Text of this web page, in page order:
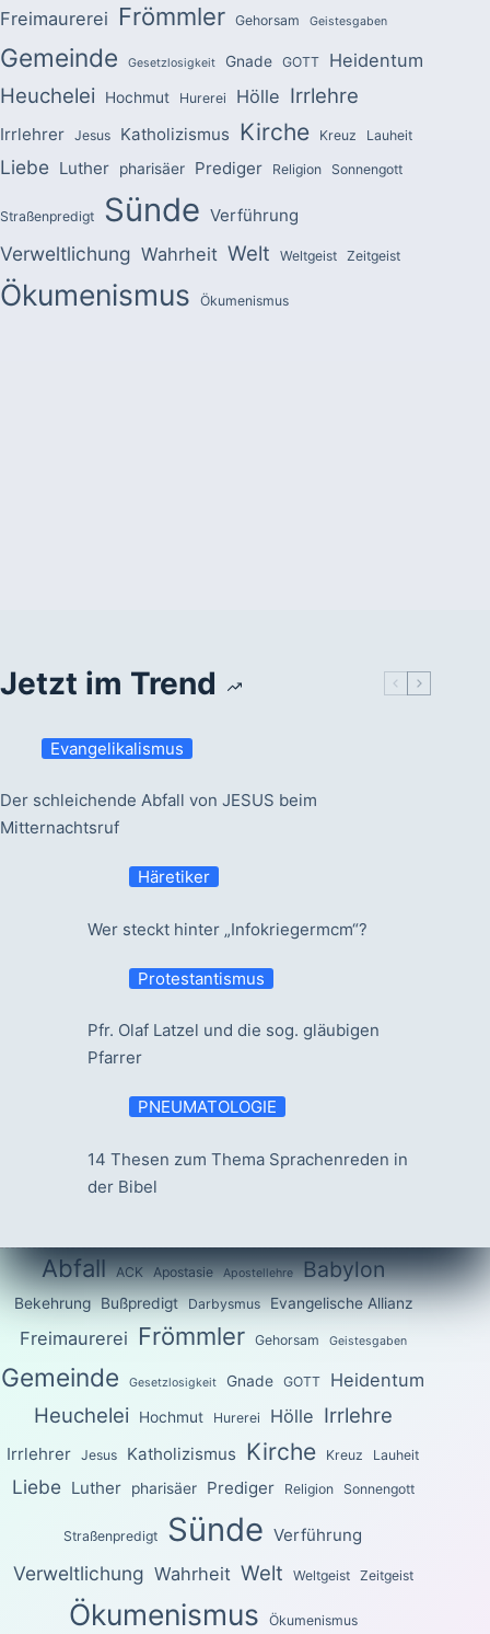
Freimaurerei Frömmler Gehorsam Geistesgaben
Gemeinde Gesetzlosigkeit Gnade GOTT Heidentum
Heuchelei Hochmut Hurerei Hölle Irrlehre
Irrlehrer Jesus Katholizismus Kirche Kreuz Lauheit
Liebe Luther pharisäer Prediger Religion Sonnengott
Straßenpredigt Sünde Verführung
Verweltlichung Wahrheit Welt Weltgeist Zeitgeist
Ökumenismus Ökumenismus
Jetzt im Trend
Evangelikalismus
Der schleichende Abfall von JESUS beim
Mitternachtsruf
Häretiker
Wer steckt hinter „Infokriegermcm“?
Protestantismus
Pfr. Olaf Latzel und die sog. gläubigen
Pfarrer
PNEUMATOLOGIE
14 Thesen zum Thema Sprachenreden in
der Bibel
Abfall ACK Apostasie Apostellehre Babylon
Bekehrung Bußpredigt Darbysmus Evangelische Allianz
Freimaurerei Frömmler Gehorsam Geistesgaben
Gemeinde Gesetzlosigkeit Gnade GOTT Heidentum
Heuchelei Hochmut Hurerei Hölle Irrlehre
Irrlehrer Jesus Katholizismus Kirche Kreuz Lauheit
Liebe Luther pharisäer Prediger Religion Sonnengott
Straßenpredigt Sünde Verführung
Verweltlichung Wahrheit Welt Weltgeist Zeitgeist
Ökumenismus Ökumenismus